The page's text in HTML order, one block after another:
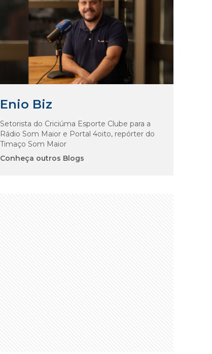
Enio Biz
Setorista do Criciúma Esporte Clube para a
Rádio Som Maior e Portal 4oito, repórter do
Timaço Som Maior
Conheça outros Blogs